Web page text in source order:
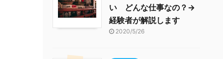
い どんな仕事なの？→
経験者が解説します
2020/5/26